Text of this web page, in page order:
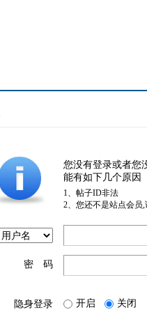
您没有登录或者您
能有如下几个原因
1、帖子ID非法
2、您还不是站点会员
密 码
隐身登录 开启 关闭